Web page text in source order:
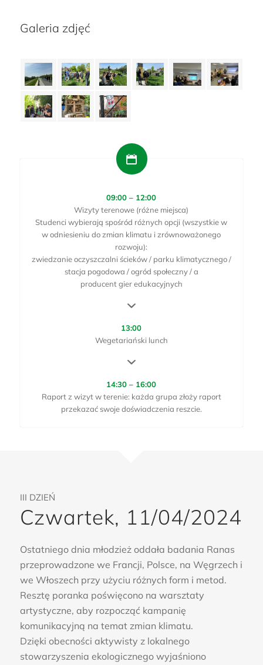
09:00 – 12:00
Wizyty terenowe (różne miejsca)
Studenci wybierają spośród różnych opcji (wszystkie w
w odniesieniu do zmian klimatu i zrównoważonego
rozwoju):
zwiedzanie oczyszczalni ścieków / parku klimatycznego /
stacja pogodowa / ogród społeczny / a
producent gier edukacyjnych
13:00
Wegetariański lunch
14:30 – 16:00
Raport z wizyt w terenie: każda grupa złoży raport
przekazać swoje doświadczenia reszcie.
Galeria zdjęć
III DZIEŃ
Czwartek, 11/04/2024
Ostatniego dnia młodzież oddała badania Ranas
przeprowadzone we Francji, Polsce, na Węgrzech i
we Włoszech przy użyciu różnych form i metod.
Resztę poranka poświęcono na warsztaty
artystyczne, aby rozpocząć kampanię
komunikacyjną na temat zmian klimatu.
Dzięki obecności aktywisty z lokalnego
stowarzyszenia ekologicznego wyjaśniono